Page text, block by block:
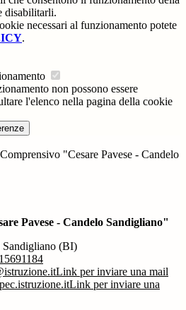
disabilitarli.
necessari al funzionamento potete
.
non possono essere
l'elenco nella pagina della cookie
"Cesare Pavese - Candelo
Pavese - Candelo Sandigliano"
Sandigliano (BI)
Link per inviare una mail
Link per inviare una